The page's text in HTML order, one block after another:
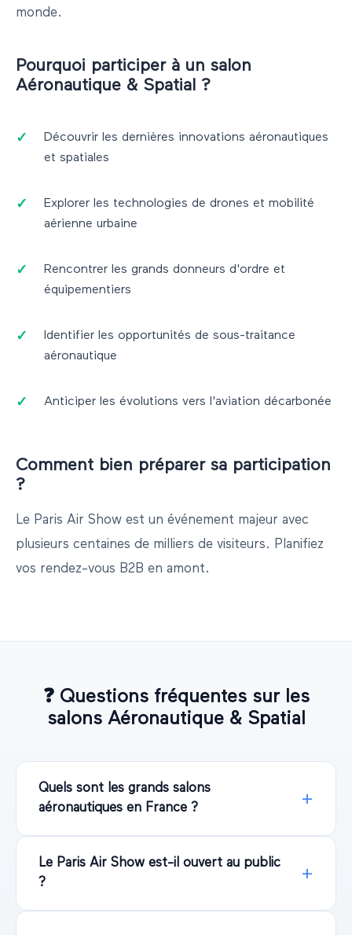
monde.
Pourquoi participer à un salon
Aéronautique & Spatial ?
Découvrir les dernières innovations aéronautiques
et spatiales
Explorer les technologies de drones et mobilité
aérienne urbaine
Rencontrer les grands donneurs d'ordre et
équipementiers
Identifier les opportunités de sous-traitance
aéronautique
Anticiper les évolutions vers l'aviation décarbonée
Comment bien préparer sa participation
?
Le Paris Air Show est un événement majeur avec
plusieurs centaines de milliers de visiteurs. Planifiez
vos rendez-vous B2B en amont.
❓Questions fréquentes sur les
salons Aéronautique & Spatial
Quels sont les grands salons
aéronautiques en France ?
Le Paris Air Show est-il ouvert au public
?